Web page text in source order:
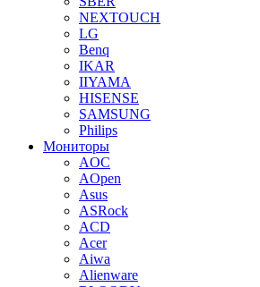
NEXTOUCH
LG
Benq
IKAR
IIYAMA
HISENSE
SAMSUNG
Philips
Мониторы
AOC
AOpen
Asus
ASRock
ACD
Acer
Aiwa
Alienware